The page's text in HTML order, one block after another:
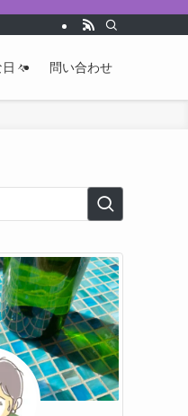
日々 問い合わせ